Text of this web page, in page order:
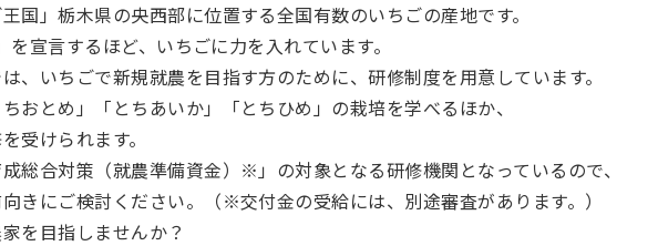
国」栃木県の央西部に位置する全国有数のいちごの産地です。
宣言するほど、いちごに力を入れています。
、いちごで新規就農を目指す方のために、研修制度を用意しています。
おとめ」「とちあいか」「とちひめ」の栽培を学べるほか、
受けられます。
総合対策（就農準備資金）※」の対象となる研修機関となっているので、
きにご検討ください。（※交付金の受給には、別途審査があります。）
を目指しませんか？